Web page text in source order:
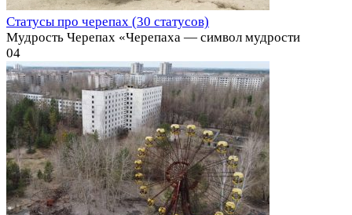
Статусы про черепах (30 статусов)
Мудрость Черепах «Черепаха — символ мудрости
04